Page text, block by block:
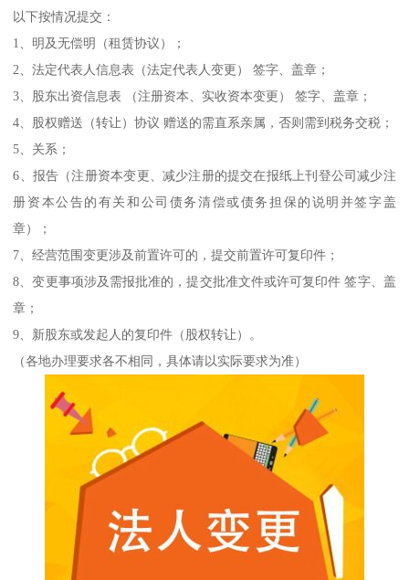
以下按情况提交：
1、明及无偿明（租赁协议）；
2、法定代表人信息表（法定代表人变更） 签字、盖章；
3、股东出资信息表 （注册资本、实收资本变更） 签字、盖章；
4、股权赠送（转让）协议 赠送的需直系亲属，否则需到税务交税；
5、关系；
6、报告（注册资本变更、减少注册的提交在报纸上刊登公司减少注
册资本公告的有关和公司债务清偿或债务担保的说明并签字盖
章）；
7、经营范围变更涉及前置许可的，提交前置许可复印件；
8、变更事项涉及需报批准的，提交批准文件或许可复印件 签字、盖
章；
9、新股东或发起人的复印件（股权转让）。
（各地办理要求各不相同，具体请以实际要求为准）